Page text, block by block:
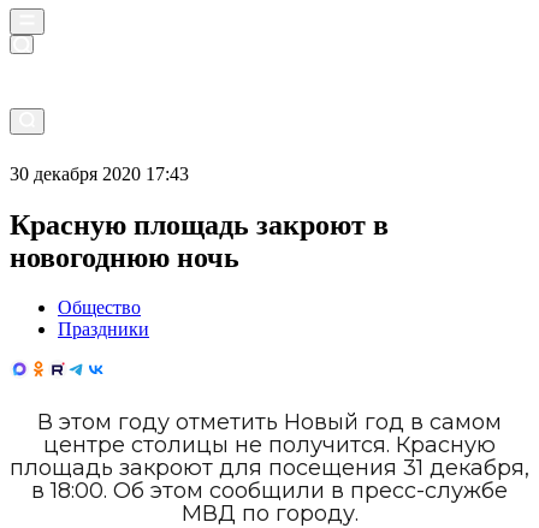
30 декабря 2020 17:43
Красную площадь закроют в
новогоднюю ночь
Общество
Праздники
В этом году отметить Новый год в самом
центре столицы не получится. Красную
площадь закроют для посещения 31 декабря,
в 18:00. Об этом сообщили в пресс-службе
МВД по городу.